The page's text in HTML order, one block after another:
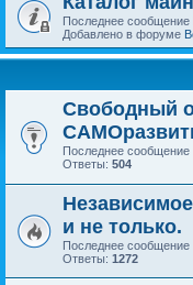
Последнее сообщение
Добавлено в форуме
Свободный
Последнее сообщение
Ответы: 504
и не только.
Последнее сообщение
Ответы: 1272